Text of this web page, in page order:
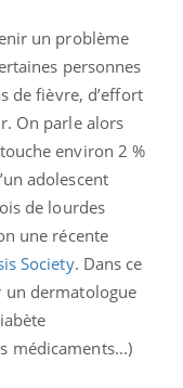
un problème
personnes
de fièvre, d’effort
On parle alors
environ 2 %
adolescent
de lourdes
une récente
Society. Dans ce
un dermatologue
médicaments...)